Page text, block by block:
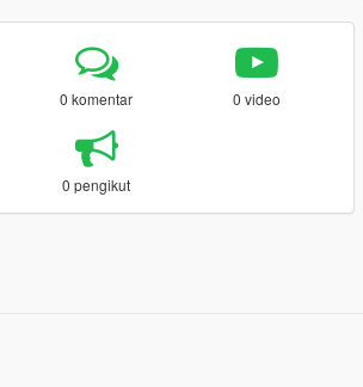
0 komentar 0 video
0 pengikut